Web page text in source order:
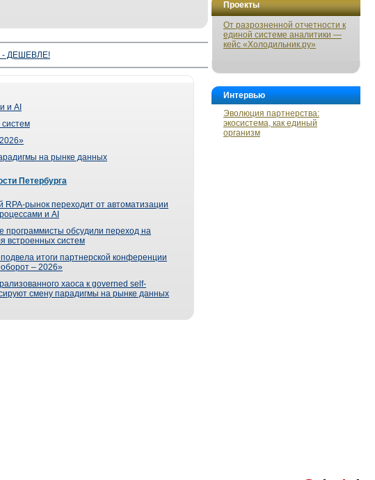
Проекты
От разрозненной отчетности к
единой системе аналитики —
кейс «Холодильник.ру»
Интервью
Эволюция партнерства:
экосистема, как единый
организм
- ДЕШЕВЛЕ!
и AI
на рынке данных
Петербурга
RPA-рынок переходит от автоматизации
и AI
программисты обсудили переход на
встроенных систем
итоги партнерской конференции
– 2026»
хаоса к governed self-
смену парадигмы на рынке данных